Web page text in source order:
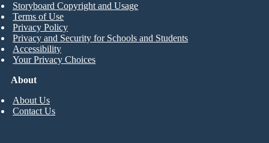
About
About Us
Contact Us
Storyboard Copyright and Usage
Terms of Use
Privacy Policy
Privacy and Security for Schools and Students
Accessibility
Your Privacy Choices